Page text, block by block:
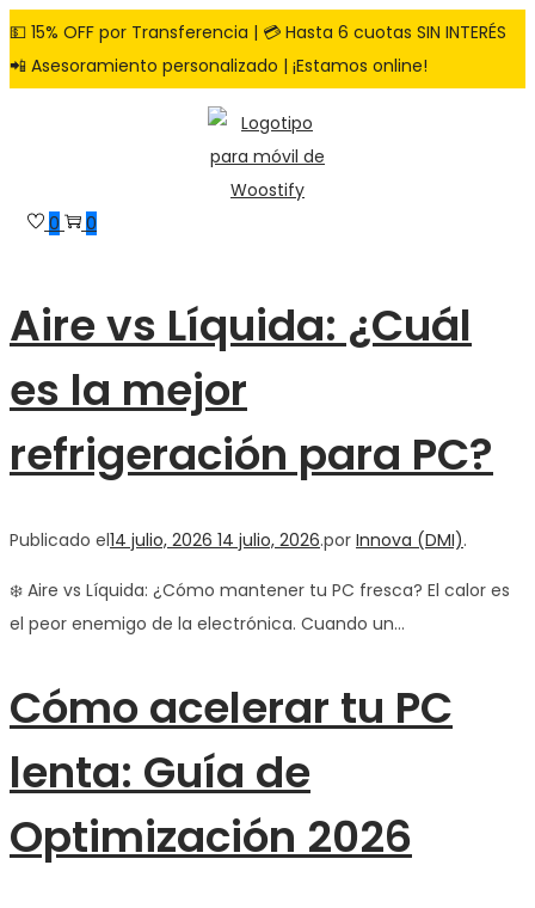
💵 15% OFF por Transferencia | 💳 Hasta 6 cuotas SIN INTERÉS
📲 Asesoramiento personalizado | ¡Estamos online!
navegación
0
0
Aire vs Líquida: ¿Cuál
es la mejor
refrigeración para PC?
Publicado el14 julio, 2026 14 julio, 2026.por Innova (DMI).
❄️ Aire vs Líquida: ¿Cómo mantener tu PC fresca? El calor es
el peor enemigo de la electrónica. Cuando un…
Cómo acelerar tu PC
lenta: Guía de
Optimización 2026